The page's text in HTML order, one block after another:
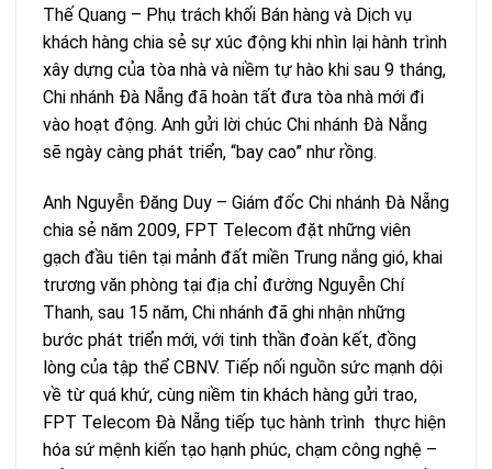
Thế Quang – Phụ trách khối Bán hàng và Dịch vụ
khách hàng chia sẻ sự xúc động khi nhìn lại hành trình
xây dựng của tòa nhà và niềm tự hào khi sau 9 tháng,
Chi nhánh Đà Nẵng đã hoàn tất đưa tòa nhà mới đi
vào hoạt động. Anh gửi lời chúc Chi nhánh Đà Nẵng
sẽ ngày càng phát triển, “bay cao” như rồng.
Anh Nguyễn Đăng Duy – Giám đốc Chi nhánh Đà Nẵng
chia sẻ năm 2009, FPT Telecom đặt những viên
gạch đầu tiên tại mảnh đất miền Trung nắng gió, khai
trương văn phòng tại địa chỉ đường Nguyễn Chí
Thanh, sau 15 năm, Chi nhánh đã ghi nhận những
bước phát triển mới, với tinh thần đoàn kết, đồng
lòng của tập thể CBNV. Tiếp nối nguồn sức mạnh dội
về từ quá khứ, cùng niềm tin khách hàng gửi trao,
FPT Telecom Đà Nẵng tiếp tục hành trình thực hiện
hóa sứ mệnh kiến tạo hạnh phúc, chạm công nghệ –